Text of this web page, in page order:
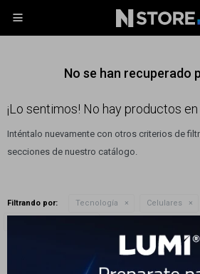

No se han recuperado
¡Lo sentimos! No hay productos
Inténtalo nuevamente con otros criterios de
secciones de nuestro catálogo.
Filtrando por: Tecnología Celulares
Modelo: Galaxy A16
Wearables
Accesorios
Monitores